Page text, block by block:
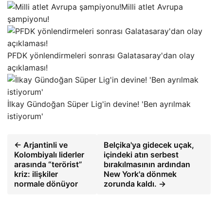
Milli atlet Avrupa
şampiyonu!
PFDK yönlendirmeleri sonrası Galatasaray'dan olay
açıklaması!
İlkay Gündoğan Süper Lig'in devine! 'Ben ayrılmak
istiyorum'
← Arjantinli ve
Kolombiyalı liderler
arasında “terörist”
kriz: ilişkiler
normale dönüyor
Belçika'ya gidecek uçak,
içindeki atın serbest
bırakılmasının ardından
New York'a dönmek
zorunda kaldı. →